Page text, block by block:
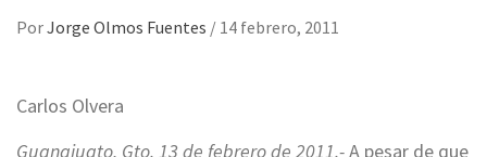
PorJorge Olmos Fuentes / 14 febrero, 2011
Carlos Olvera
Guanajuato, Gto. 13 de febrero de 2011.-A pesar de que